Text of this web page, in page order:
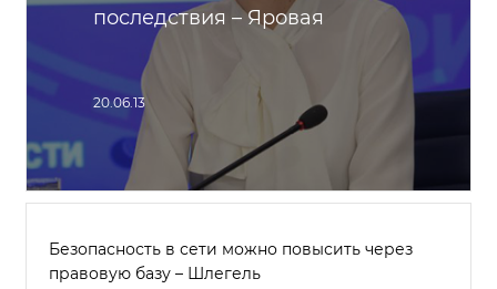
последствия – Яровая
20.06.13
Безопасность в сети можно повысить через
правовую базу – Шлегель